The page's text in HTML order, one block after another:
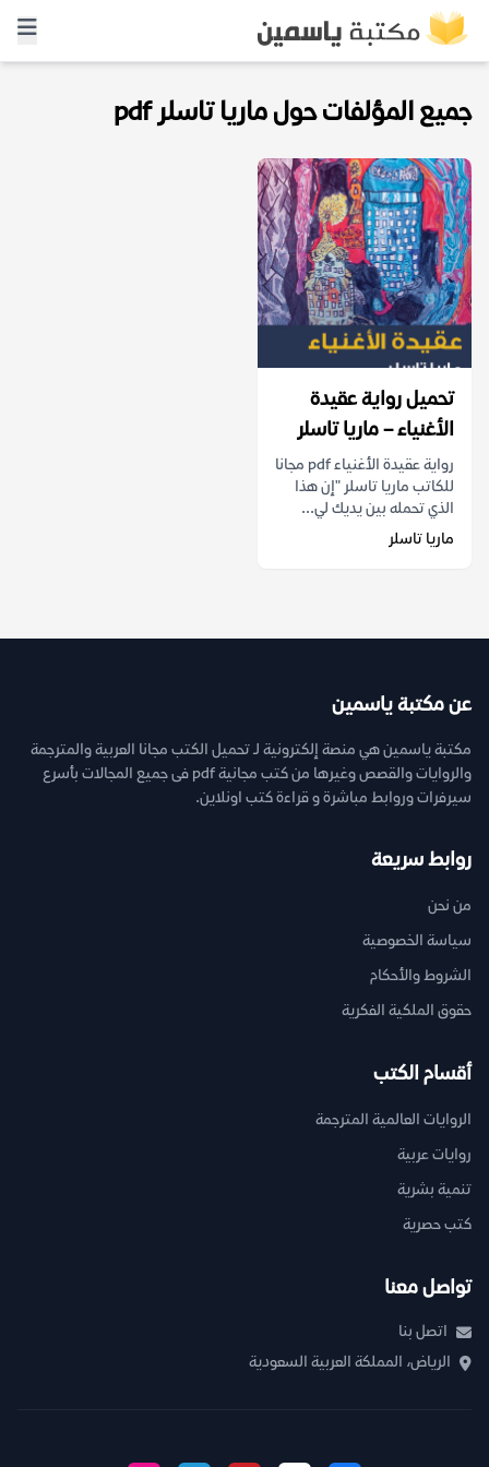
جميع المؤلفات حول ماريا تاسلر pdf
تحميل رواية عقيدة
الأغنياء – ماريا تاسلر
رواية عقيدة الأغنياء pdf مجانا
للكاتب ماريا تاسلر "إن هذا
الذي تحمله بين يديك لي...
ماريا تاسلر
عن مكتبة ياسمين
مكتبة ياسمين هي منصة إلكترونية لـ تحميل الكتب مجانا العربية والمترجمة
والروايات والقصص وغيرها من كتب مجانية pdf فى جميع المجالات بأسرع
سيرفرات وروابط مباشرة و قراءة كتب اونلاين.
روابط سريعة
من نحن
سياسة الخصوصية
الشروط والأحكام
حقوق الملكية الفكرية
أقسام الكتب
الروايات العالمية المترجمة
روايات عربية
تنمية بشرية
كتب حصرية
تواصل معنا
اتصل بنا
الرياض، المملكة العربية السعودية